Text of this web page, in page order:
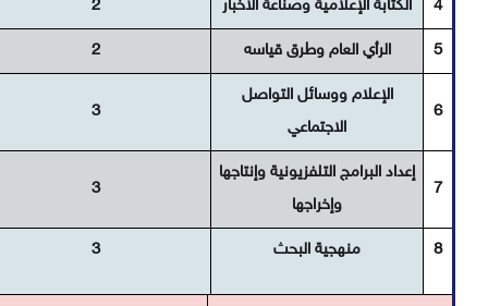
4 الكتابة الإعلامية وصناعة الأخبار 2
5 الرأي العام وطرق قياسه 2
6
الإعلام ووسائل التواصل
الاجتماعي
3
7
إعداد البرامج التلفزيونية وإنتاجها
وإخراجها
3
8 منهجية البحث 3